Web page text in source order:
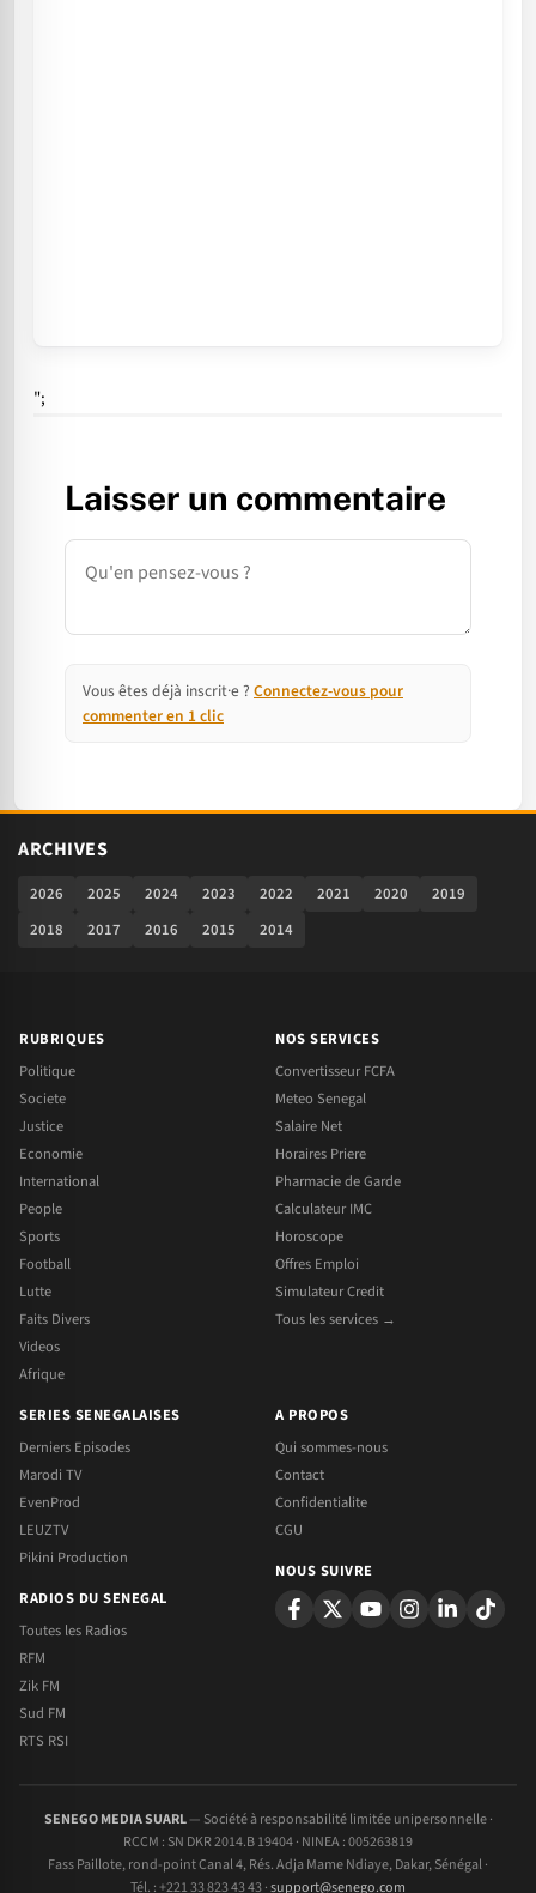
";
Laisser un commentaire
Commentaire
Vous êtes déjà inscrit·e ? Connectez-vous pour
commenter en 1 clic
ARCHIVES
2026 2025 2024 2023 2022 2021 2020
2019
2018
2017 2016 2015 2014
RUBRIQUES
Politique
Societe
Justice
Economie
International
People
Sports
Football
Lutte
Faits Divers
Videos
Afrique
NOS SERVICES
Convertisseur FCFA
Meteo Senegal
Salaire Net
Horaires Priere
Pharmacie de Garde
Calculateur IMC
Horoscope
Offres Emploi
Simulateur Credit
Tous les services →
SERIES SENEGALAISES
Derniers Episodes
Marodi TV
EvenProd
LEUZTV
Pikini Production
RADIOS DU SENEGAL
Toutes les Radios
RFM
Zik FM
Sud FM
RTS RSI
A PROPOS
Qui sommes-nous
Contact
Confidentialite
CGU
NOUS SUIVRE
SENEGO MEDIA SUARL— Société à responsabilité limitée unipersonnelle ·
RCCM : SN DKR 2014.B 19404 · NINEA : 005263819
Fass Paillote, rond-point Canal 4, Rés. Adja Mame Ndiaye, Dakar, Sénégal ·
Tél. : +221 33 823 43 43 ·support@senego.com